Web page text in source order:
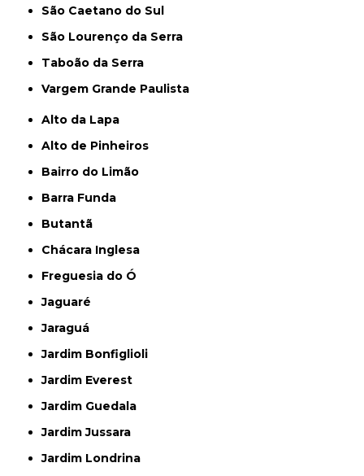
São Caetano do Sul
São Lourenço da Serra
Taboão da Serra
Vargem Grande Paulista
Alto da Lapa
Alto de Pinheiros
Bairro do Limão
Barra Funda
Butantã
Chácara Inglesa
Freguesia do Ó
Jaguaré
Jaraguá
Jardim Bonfiglioli
Jardim Everest
Jardim Guedala
Jardim Jussara
Jardim Londrina